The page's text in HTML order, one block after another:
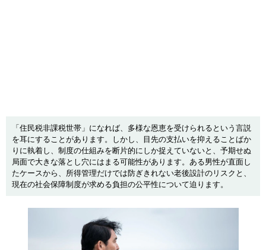
「住民税非課税世帯」になれば、多様な恩恵を受けられるという言説
を耳にすることがあります。しかし、目先の支払いを抑えることばか
りに執着し、制度の仕組みを断片的にしか捉えていないと、予期せぬ
局面で大きな落とし穴にはまる可能性があります。ある男性が直面し
たケースから、所得管理だけでは防ぎきれない老後設計のリスクと、
現在の社会保障制度が求める負担の公平性について迫ります。